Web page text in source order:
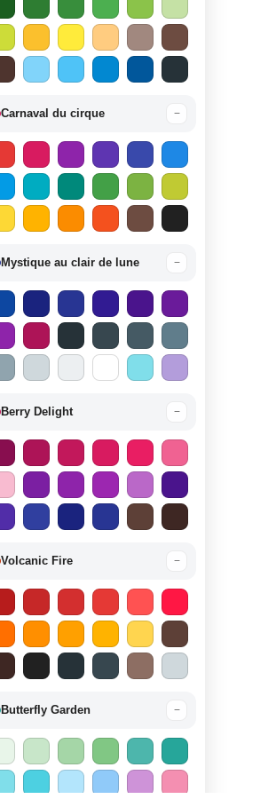
Carnaval du cirque −
Mystique au clair de lune −
Berry Delight −
Volcanic Fire −
Butterfly Garden −